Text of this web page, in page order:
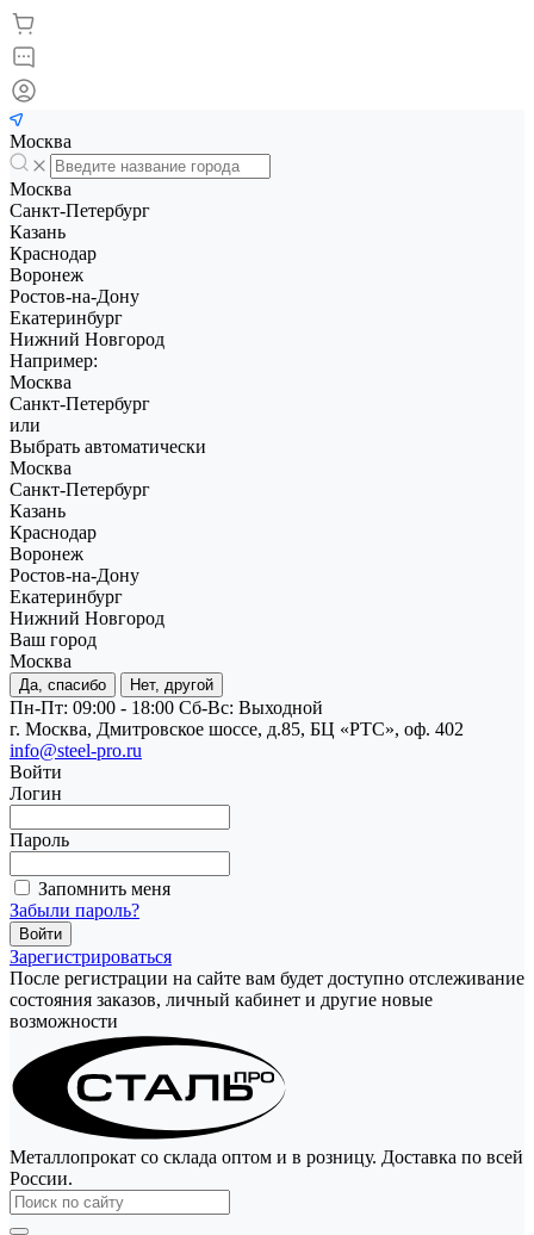
Москва
Москва
Санкт-Петербург
Казань
Краснодар
Воронеж
Ростов-на-Дону
Екатеринбург
Нижний Новгород
Например:
Москва
Санкт-Петербург
или
Выбрать автоматически
Москва
Санкт-Петербург
Казань
Краснодар
Воронеж
Ростов-на-Дону
Екатеринбург
Нижний Новгород
Ваш город
Москва
Да, спасибо Нет, другой
Пн-Пт: 09:00 - 18:00 Cб-Вс: Выходной
г. Москва, Дмитровское шоссе, д.85, БЦ «РТС», оф. 402
info@steel-pro.ru
Войти
Логин
Пароль
Запомнить меня
Забыли пароль?
Зарегистрироваться
После регистрации на сайте вам будет доступно отслеживание
состояния заказов, личный кабинет и другие новые
возможности
Металлопрокат со склада оптом и в розницу. Доставка по всей
России.